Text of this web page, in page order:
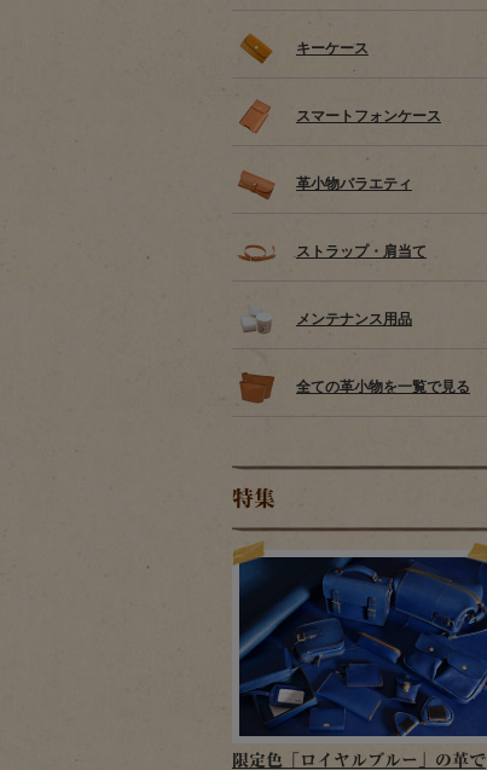
キーケース
スマートフォンケース
革小物バラエティ
ストラップ・肩当て
メンテナンス用品
全ての革小物を一覧で見る
特集
限定色「ロイヤルブルー」の革で